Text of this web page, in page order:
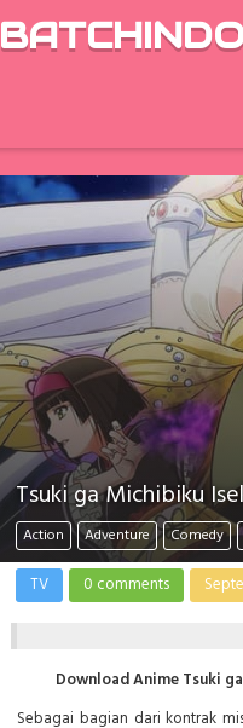
BATCHINDO
Tsuki ga Michibiku
Action Adventure Comedy
TV 0 comments
Download Anime Tsuki
Sebagai bagian dari kontrak